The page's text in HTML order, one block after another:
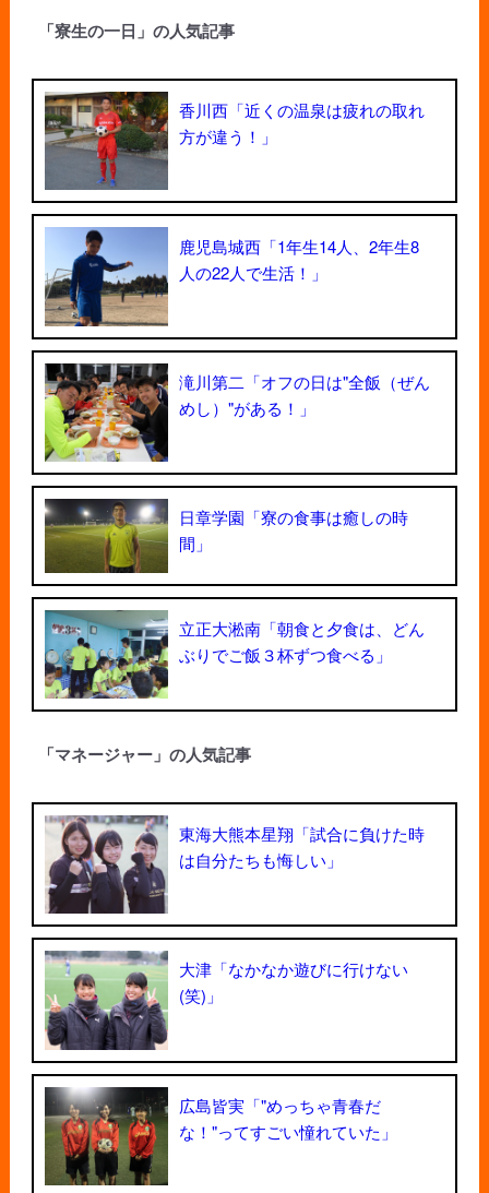
「寮生の一日」の人気記事
香川西「近くの温泉は疲れの取れ
方が違う！」
鹿児島城西「1年生14人、2年生8
人の22人で生活！」
滝川第二「オフの日は"全飯（ぜん
めし）"がある！」
日章学園「寮の食事は癒しの時
間」
立正大淞南「朝食と夕食は、どん
ぶりでご飯３杯ずつ食べる」
「マネージャー」の人気記事
東海大熊本星翔「試合に負けた時
は自分たちも悔しい」
大津「なかなか遊びに行けない
(笑)」
広島皆実「"めっちゃ青春だ
な！"ってすごい憧れていた」